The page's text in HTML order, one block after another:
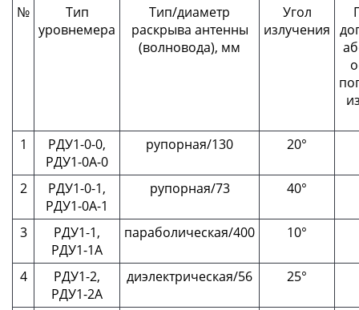
№
Тип
уровнемера
Тип/диаметр
раскрыва антенны
(волновода), мм
Угол
излучения
1
РДУ1-0-0,
РДУ1-0А-0
рупорная/130 20°
2
РДУ1-0-1,
РДУ1-0А-1
рупорная/73 40°
3
РДУ1-1,
РДУ1-1А
параболическая/400 10°
4
РДУ1-2,
РДУ1-2А
диэлектрическая/56 25°